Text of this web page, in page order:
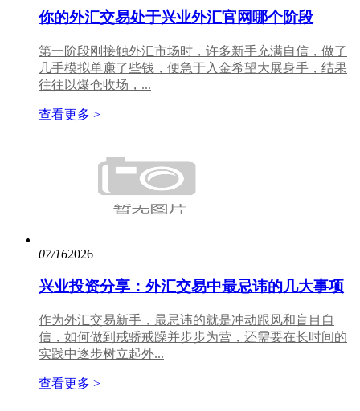
你的外汇交易处于兴业外汇官网哪个阶段
第一阶段刚接触外汇市场时，许多新手充满自信，做了
几手模拟单赚了些钱，便急于入金希望大展身手，结果
往往以爆仓收场，...
查看更多 >
07/162026
兴业投资分享：外汇交易中最忌讳的几大事项
作为外汇交易新手，最忌讳的就是冲动跟风和盲目自
信，如何做到戒骄戒躁并步步为营，还需要在长时间的
实践中逐步树立起外...
查看更多 >